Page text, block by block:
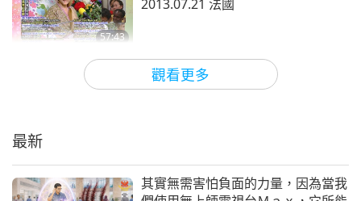
動禪。他站著不動，我站著動；但仍試著打坐。
大家都好嗎？（好。）大家都開心嗎？（是。）好，
我不能常常見你們。第一，我很忙，各方面都很忙。
們靠這麼近，怎麼逃得了？師父的力量，怎麼逃得
了？它會抓住你，讓你循規蹈矩，拉提你，敦促你。
你和它一起呼吸、吃飯，也和它一起睡覺，和它一起
觀看更多
57:43
2013.07.21 法國
2018-01-07
最新
其實無需害怕負面的力量，因為當我